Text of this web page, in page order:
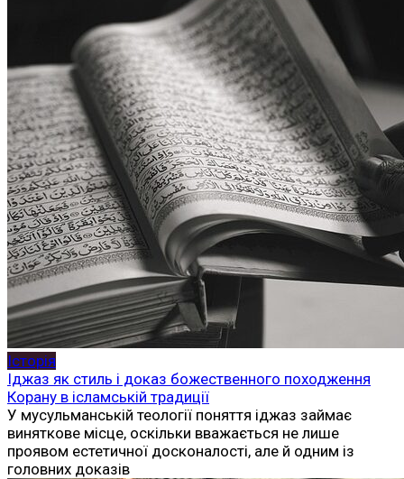
Історія
Іджаз як стиль і доказ божественного походження
Корану в ісламській традиції
У мусульманській теології поняття іджаз займає
виняткове місце, оскільки вважається не лише
проявом естетичної досконалості, але й одним із
головних доказів